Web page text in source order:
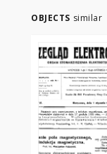
OBJECTS similar